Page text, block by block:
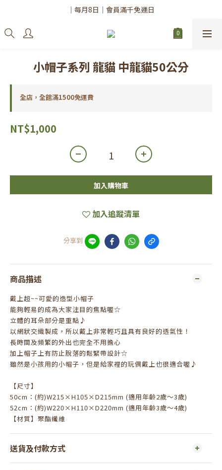
✨註冊會員請務必填寫「真實姓名」
｜每月8日｜會員滿千免運日
✨註冊會員請務必填寫「真實姓名」
小帽子系列 龍貓 中龍貓50公分
全店，全館滿1500免運費
NT$1,000
加入購物車
加入追蹤清單
分享到
商品描述
戴上超~~可愛的造型小帽子
能夠輕易的成為大家注目的焦點喔☆
立體的耳朵部分是重點 ♪
以網狀交織製成， 所以戴上非常輕巧且具有良好的透氣性！
長時間及頻繁的外出也完全不用擔心
加上帽子上有防止脫落的鬆緊帶設計☆
雖然是小孩用的小帽子，但是給家裡的玩偶戴上也很適合喔 ♪
【尺寸】
50cm ： (約)W215×H105×D215mm (適用年齡2歲～3歲)
52cm ： (約)W220×H110×D220mm (適用年齡3歲～4歲)
【材質】聚酯纖維
送貨及付款方式